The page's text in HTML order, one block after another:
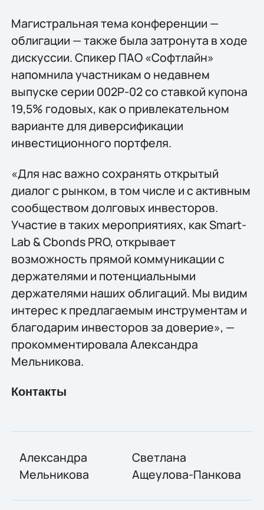
Магистральная тема конференции —
облигации — также была затронута в ходе
дискуссии. Спикер ПАО «Софтлайн»
напомнила участникам о недавнем
выпуске серии 002Р-02 со ставкой купона
19,5% годовых, как о привлекательном
варианте для диверсификации
инвестиционного портфеля.
«Для нас важно сохранять открытый
диалог с рынком, в том числе и с активным
сообществом долговых инвесторов.
Участие в таких мероприятиях, как Smart-
Lab & Cbonds PRO, открывает
возможность прямой коммуникации с
держателями и потенциальными
держателями наших облигаций. Мы видим
интерес к предлагаемым инструментам и
благодарим инвесторов за доверие», —
прокомментировала Александра
Мельникова.
Контакты
Александра
Мельникова
Светлана
Ащеулова-Панкова